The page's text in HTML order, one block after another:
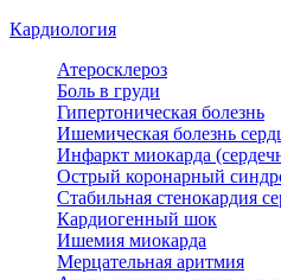
Кардиология
Атеросклероз
Боль в груди
Гипертоническая болезнь
Ишемическая болезнь
Инфаркт миокарда
Острый коронарный
Стабильная стенокардия
Кардиогенный шок
Ишемия миокарда
Мерцательная аритмия